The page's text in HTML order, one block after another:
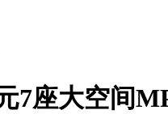
7座大空间